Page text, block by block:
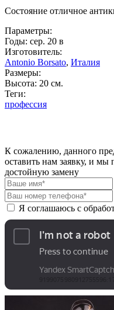
Состояние отличное
Параметры:
Годы: сер. 20 в
Изготовитель:
Antonio Borsato, Италия
Размеры:
Высота: 20 см.
Теги:
профессия
К сожалению, данного
оставить нам заявку, и мы
достойную замену
Я соглашаюсь с